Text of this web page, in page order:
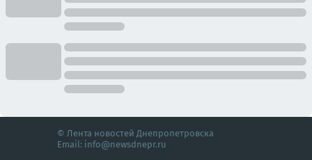
© Лента новостей Днепропетровска
Email: info@newsdnepr.ru